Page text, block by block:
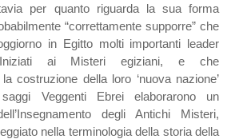
per quanto riguarda la sua forma
“correttamente supporre” che
in Egitto molti importanti leader
ai Misteri egiziani, e che
la costruzione della loro ‘nuova nazione’
Veggenti Ebrei elaborarono un
degli Antichi Misteri,
nella terminologia della storia della